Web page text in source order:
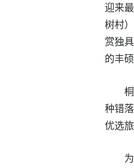
迎来
树村
赏独
的丰硕
种错
优选旅